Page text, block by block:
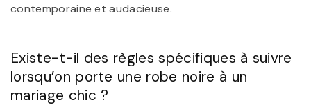
contemporaine et audacieuse.
Existe-t-il des règles spécifiques à suivre
lorsqu’on porte une robe noire à un
mariage chic ?